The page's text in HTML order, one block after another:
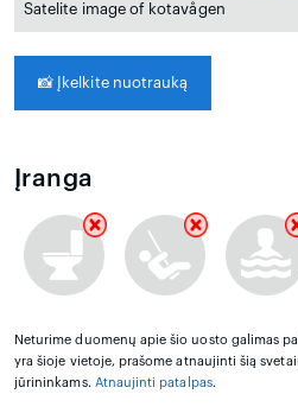
Satelite image of kotavågen
📸 Įkelkite nuotrauką
Įranga
Neturime duomenų apie šio uosto galimas
yra šioje vietoje, prašome atnaujinti šią
jūrininkams. Atnaujinti patalpas.